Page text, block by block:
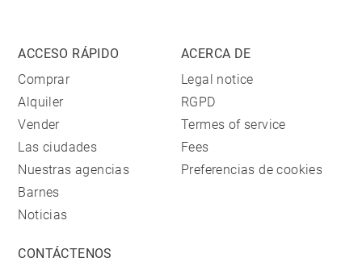
ACCESO RÁPIDO
Comprar
Alquiler
Vender
Las ciudades
Nuestras agencias
Barnes
Noticias
ACERCA DE
Legal notice
RGPD
Termes of service
Fees
Preferencias de cookies
CONTÁCTENOS